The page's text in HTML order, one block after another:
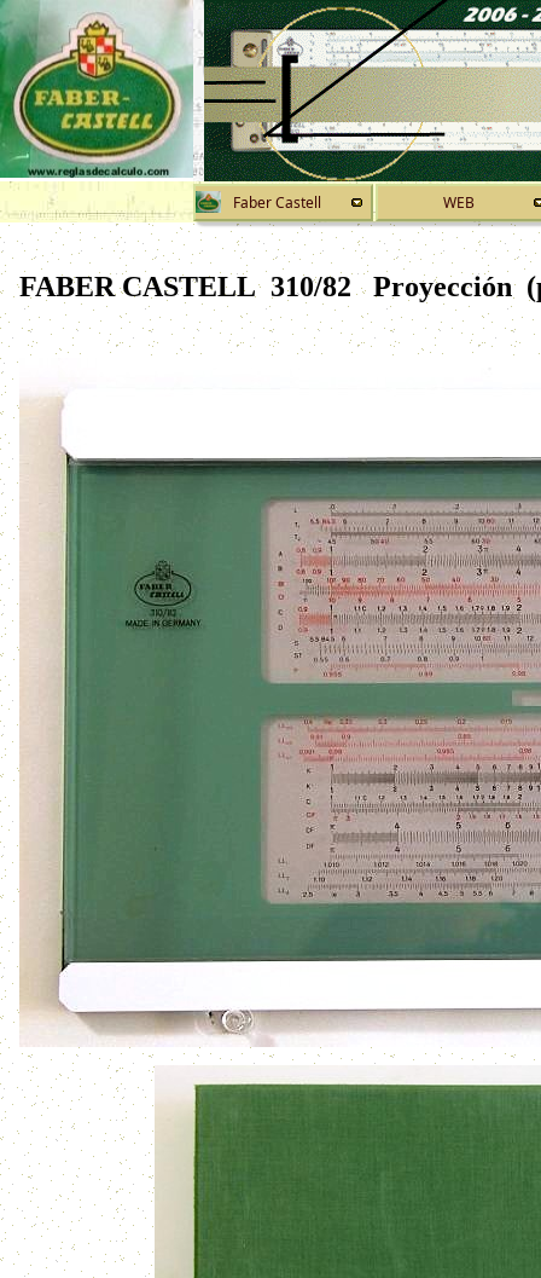
Faber Castell WEB
FABER CASTELL 310/82 Proyección